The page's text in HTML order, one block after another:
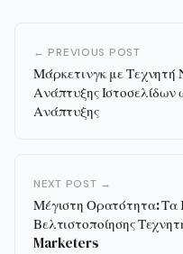
← PREVIOUS POST
Μάρκετινγκ με
Ανάπτυξης
Ανάπτυξης
NEXT POST →
Μέγιστη Ορατότητα:
Βελτιστοποίησης
Marketers